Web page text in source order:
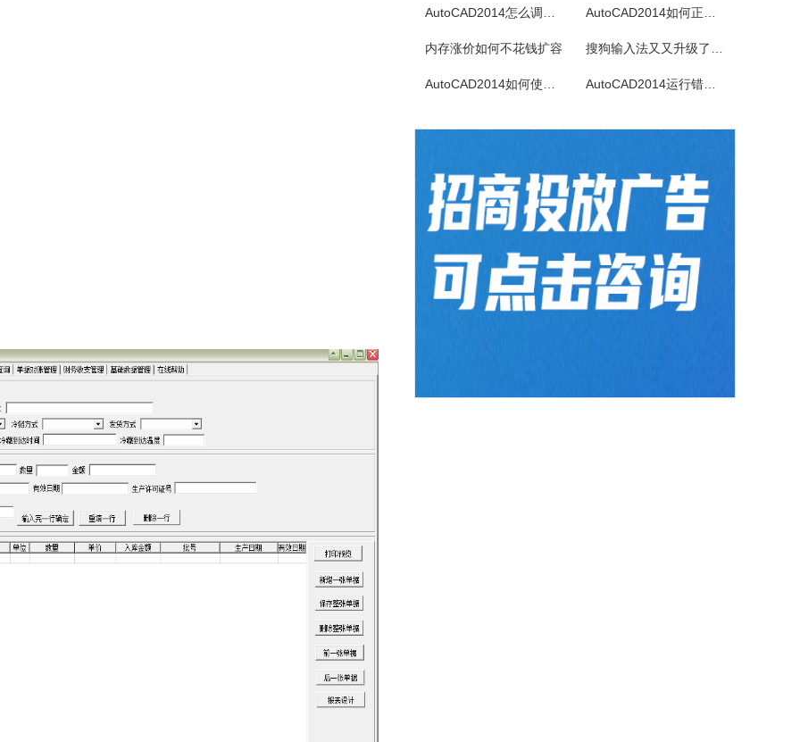
淘淘照片瘦身之星
AutoCAD2014怎么调出工具栏 AutoCAD2014如何正确卸载
内存涨价如何不花钱扩容 搜狗输入法又又升级了！新增跨设备复制粘贴”，告别文件传输助手！
AutoCAD2014如何使用图案填充 AutoCAD2014运行错误怎么办